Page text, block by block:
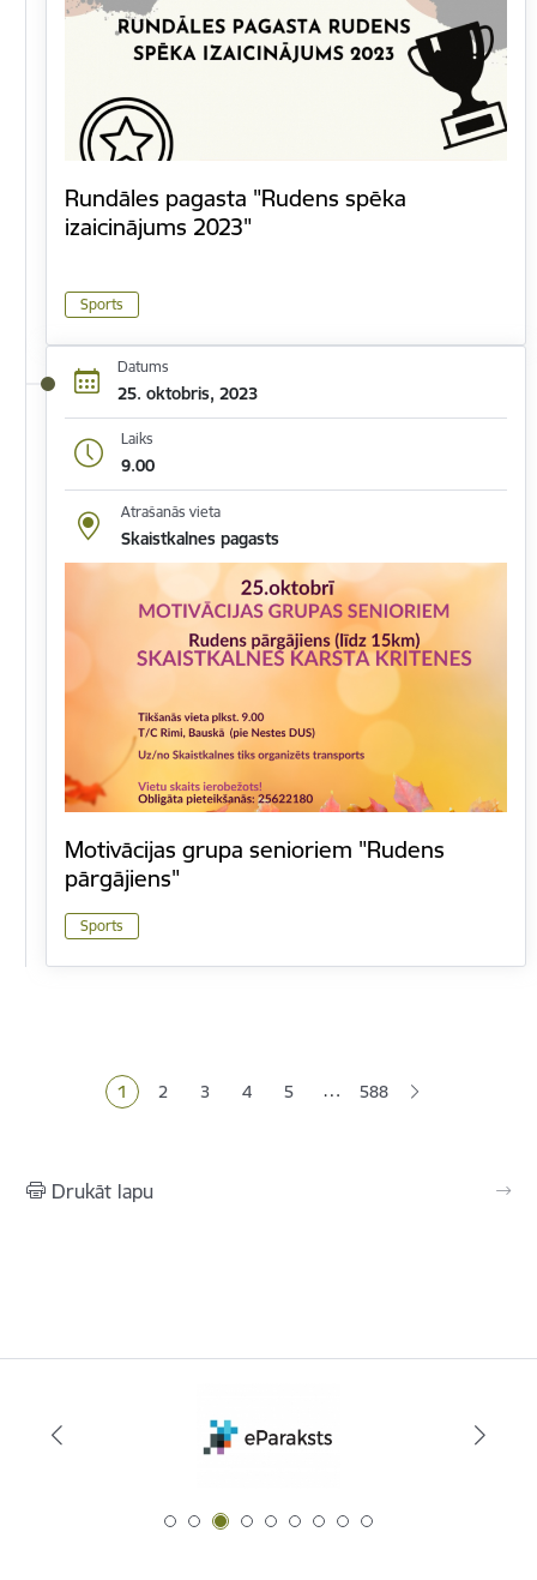
Rundāles pagasta "Rudens spēka
izaicinājums 2023"
Sports
Datums
25. oktobris, 2023
Laiks
9.00
Atrašanās vieta
Skaistkalnes pagasts
Motivācijas grupa senioriem "Rudens
pārgājiens"
Sports
Pašreizējā lapa
1 Lapa
2 Lapa
3 Lapa
4 Lapa
5 … 588
Drukāt lapu